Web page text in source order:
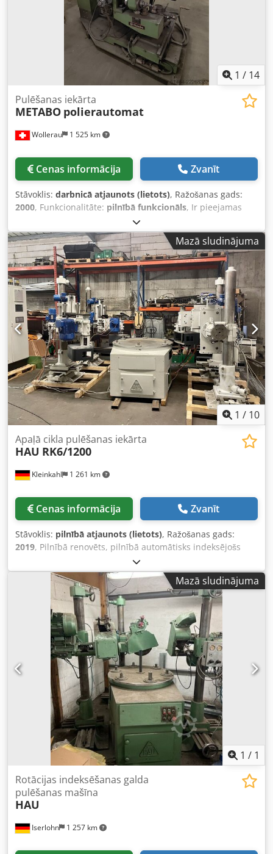
1 / 14
Wollerau 1 525 km
Pulēšanas iekārta
METABO polierautomat
Cenas informācija Zvanīt
Stāvoklis: darbnicā atjaunots (lietots), Ražošanas gads:
2000, Funkcionalitāte: pilnībā funkcionāls, Ir pieejamas
dažādas pulēšanas iekārtas. Interesējoties, lūdzu, norādiet
savas vajadzības. Cedpoziwr Tjfx Ac Torf
Mazā sludinājuma
1 / 10
Kleinkahl 1 261 km
Apaļā cikla pulēšanas iekārta
HAU RK6/1200
Cenas informācija Zvanīt
Stāvoklis: pilnībā atjaunots (lietots), Ražošanas gads:
2019, Pilnībā renovēts, pilnībā automātisks indeksējošs
apaļais galds ar 6 darba vārpstām un 4 pulēšanas
stacijām, katra ar 5,5 kW frekvences pārveidotāja piedziņu.
Visām pulēšanas stacijām ir divasu motorizēta diska
padeve un atvilkšana. Jauns vadības skapis ar Siemens PLC
vadību, HMI un LED vadības paneli. Iespējama CE
atbilstība. HMI iespējams angļu valodā. Codpfx Acjipqwls
Mazā sludinājuma
1 / 1
Iserlohn 1 257 km
Rotācijas indeksēšanas galda
pulēšanas mašīna
HAU